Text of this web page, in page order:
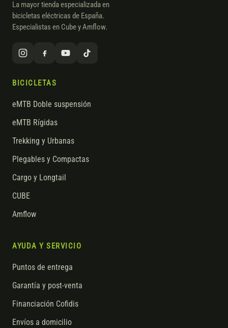
La mayor tienda especializada en
bicicletas eléctricas de España.
Especialistas en Cube y Amflow.
BICICLETAS
eMTB Doble suspensión
eMTB Rígidas
Trekking y Urbanas
Plegables y Compactas
Cargo y Longtail
CUBE
Amflow
AYUDA Y SERVICIO
Puntos de entrega
Garantía y post-venta
Financiación Cofidis
Envíos a domicilio